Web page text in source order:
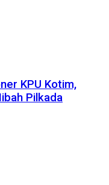
KPU Kotim,
Pilkada